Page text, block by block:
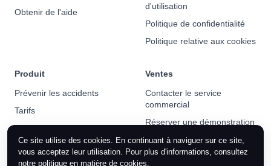
Obtenir de l'aide
d'utilisation
Politique de confidentialité
Politique relative aux cookies
Produit
Prévenir les accidents
Tarifs
Actualités
Ventes
Contacter le service
commercial
Réserver une démonstration
Ce site utilise des cookies. En continuant à naviguer sur ce site,
vous acceptez leur utilisation. Pour plus d'informations, consultez
notre politique en matière de cookies.